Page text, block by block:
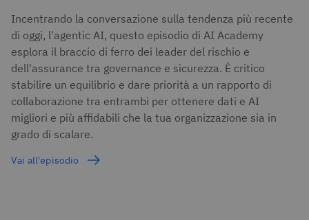
Incentrando la conversazione sulla tendenza più recente
di oggi, l'agentic AI, questo episodio di AI Academy
esplora il braccio di ferro dei leader del rischio e
dell'assurance tra governance e sicurezza. È critico
stabilire un equilibrio e dare priorità a un rapporto di
collaborazione tra entrambi per ottenere dati e AI
migliori e più affidabili che la tua organizzazione sia in
grado di scalare.
Vai all'episodio